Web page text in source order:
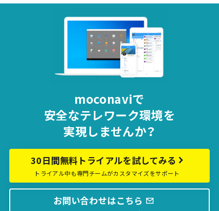
moconaviで
安全なテレワーク環境を
実現しませんか？
30日間無料トライアルを試してみる
トライアル中も専門チームがカスタマイズをサポート
お問い合わせはこちら